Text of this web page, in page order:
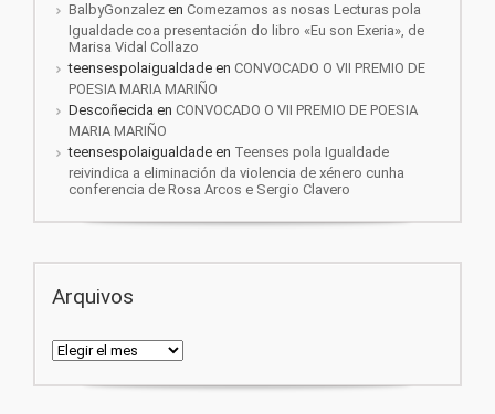
BalbyGonzalez en Comezamos as nosas Lecturas pola
Igualdade coa presentación do libro «Eu son Exeria», de
Marisa Vidal Collazo
teensespolaigualdade en CONVOCADO O VII PREMIO DE
POESIA MARIA MARIÑO
Descoñecida en CONVOCADO O VII PREMIO DE POESIA
MARIA MARIÑO
teensespolaigualdade en Teenses pola Igualdade
reivindica a eliminación da violencia de xénero cunha
conferencia de Rosa Arcos e Sergio Clavero
Arquivos
Arquivos